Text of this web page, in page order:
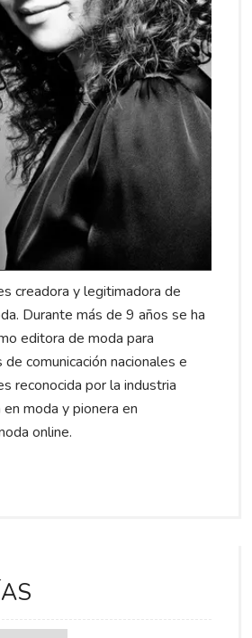
creadora y legitimadora de
Durante más de 9 años se ha
editora de moda para
comunicación nacionales e
reconocida por la industria
moda y pionera en
online.